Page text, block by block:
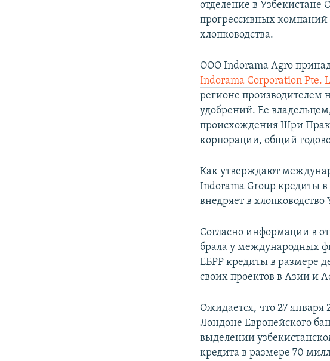
отделение в
прогрессивных компаний
хлопководства.
ООО Indorama Agro
Indorama Corporation Pte.
регионе
удобрений. Ее
происхождения Шри
корпорации, общий
Как утверждают
Indorama Group кредиты
внедряет в
Согласно информации в
брала у международных
ЕБРР кредиты в размере
своих проектов в Азии и
Ожидается, что 27 января
Лондоне Европейского
выделении
кредита в размере 70